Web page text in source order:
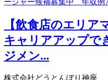
【飲食店のエリア
キャリアアップで
ジメン...
株式会社どうとんぼり神座